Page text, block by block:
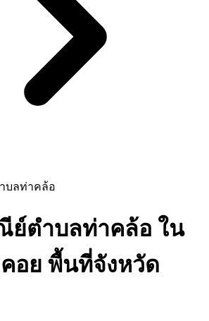
บลท่าคล้อ
ย์ตำบลท่าคล้อ ใน
อย พื้นที่จังหวัด